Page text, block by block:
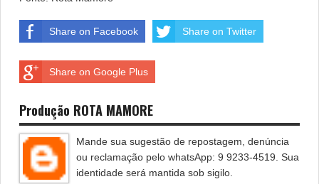
Share on Facebook Share on Twitter
Share on Google Plus
Produção ROTA MAMORE
Mande sua sugestão de repostagem, denúncia
ou reclamação pelo whatsApp: 9 9233-4519. Sua
identidade será mantida sob sigilo.